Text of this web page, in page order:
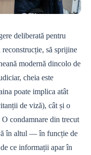
deliberată pentru
să sprijine
modernă dincolo de
cheia este
poate implica atât
de viză), cât și o
condamnare din trecut
în altul — în funcție de
ce informații apar în